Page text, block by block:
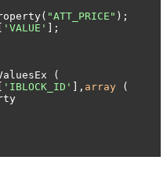
"ATT_PRICE" );
'VALUE'
];
(
'IBLOCK_ID' ], array (